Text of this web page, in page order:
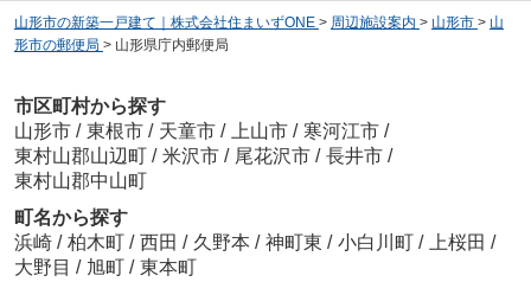
山形市の新築一戸建て｜株式会社住まいずONE > 周辺施設案内 > 山形市 > 山
形市の郵便局 > 山形県庁内郵便局
市区町村から探す
山形市 / 東根市 / 天童市 / 上山市 / 寒河江市 /
東村山郡山辺町 / 米沢市 / 尾花沢市 / 長井市 /
東村山郡中山町
町名から探す
浜崎 / 柏木町 / 西田 / 久野本 / 神町東 / 小白川町 / 上桜田 /
大野目 / 旭町 / 東本町